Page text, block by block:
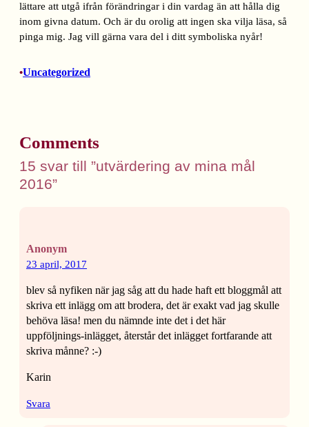
lättare att utgå ifrån förändringar i din vardag än att hålla dig
inom givna datum. Och är du orolig att ingen ska vilja läsa, så
pinga mig. Jag vill gärna vara del i ditt symboliska nyår!
•Uncategorized
Comments
15 svar till ”utvärdering av mina mål
2016”
Anonym
23 april, 2017
blev så nyfiken när jag såg att du hade haft ett bloggmål att
skriva ett inlägg om att brodera, det är exakt vad jag skulle
behöva läsa! men du nämnde inte det i det här
uppföljnings-inlägget, återstår det inlägget fortfarande att
skriva månne? :-)
Karin
Svara